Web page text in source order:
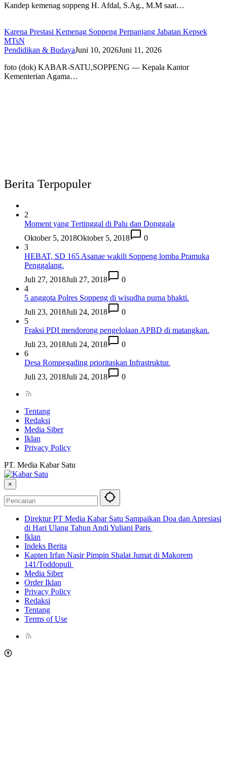
Kandep kemenag soppeng H. Afdal, S.Ag., M.M saat…
Karena Prestasi Kemenag Soppeng Perpanjang Jabatan Kepsek
MTsN
Pendidikan & BudayaJuni 10, 2026Juni 11, 2026
foto (dok) KABAR-SATU,SOPPENG — Kepala Kantor
Kementerian Agama…
Berita Terpopuler
2
Moment yang Tertinggal di Palu dan Donggala
Oktober 5, 2018Oktober 5, 2018
0
3
HEBAT, SD 165 Asanae wakili Soppeng lomba Pramuka
Penggalang.
Juli 27, 2018Juli 27, 2018
0
4
5 anggota Polres Soppeng di wisudha purna bhakti.
Juli 23, 2018Juli 24, 2018
0
5
Fraksi PDI mendorong pengelolaan APBD di matangkan.
Juli 23, 2018Juli 24, 2018
0
6
Desa Rompegading prioritaskan Infrastruktur.
Juli 23, 2018Juli 24, 2018 0
Tentang
Redaksi
Media Siber
Iklan
Privacy Policy
PT. Media Kabar Satu
×
Direktur PT Media Kabar Satu Sampaikan Doa dan Apresiasi
di Hari Ulang Tahun Andi Yuliani Paris
Iklan
Indeks Berita
Kapten Irfan Nasir Pimpin Shalat Jumat di Makorem
141/Toddopuli
Media Siber
Order Iklan
Privacy Policy
Redaksi
Tentang
Terms of Use